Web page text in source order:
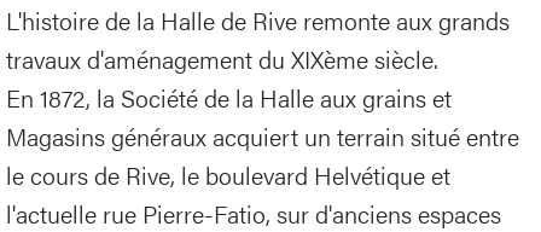
L'histoire de la Halle de Rive remonte aux grands
travaux d'aménagement du XIXème siècle.
En 1872, la Société de la Halle aux grains et
Magasins généraux acquiert un terrain situé entre
le cours de Rive, le boulevard Helvétique et
l'actuelle rue Pierre-Fatio, sur d'anciens espaces